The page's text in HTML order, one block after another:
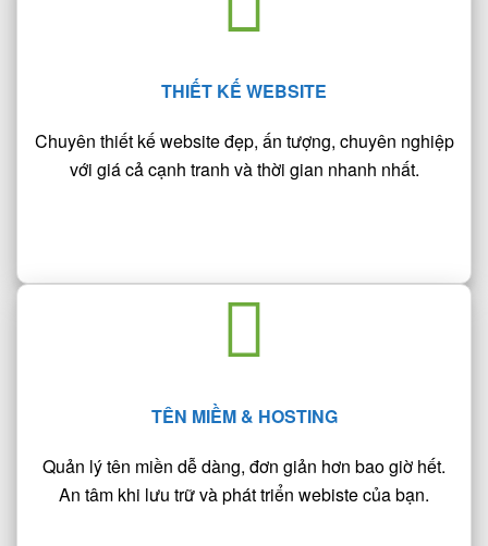
THIẾT KẾ WEBSITE
Chuyên thiết kế website đẹp, ấn tượng, chuyên nghiệp
với giá cả cạnh tranh và thời gian nhanh nhất.
TÊN MIỀM & HOSTING
Quản lý tên miền dễ dàng, đơn giản hơn bao giờ hết.
An tâm khi lưu trữ và phát triển webiste của bạn.